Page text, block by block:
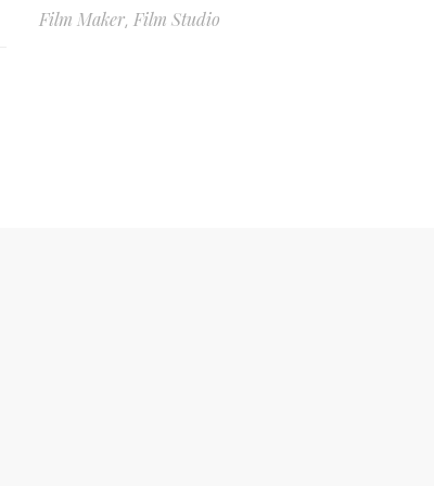
Film Maker, Film Studio